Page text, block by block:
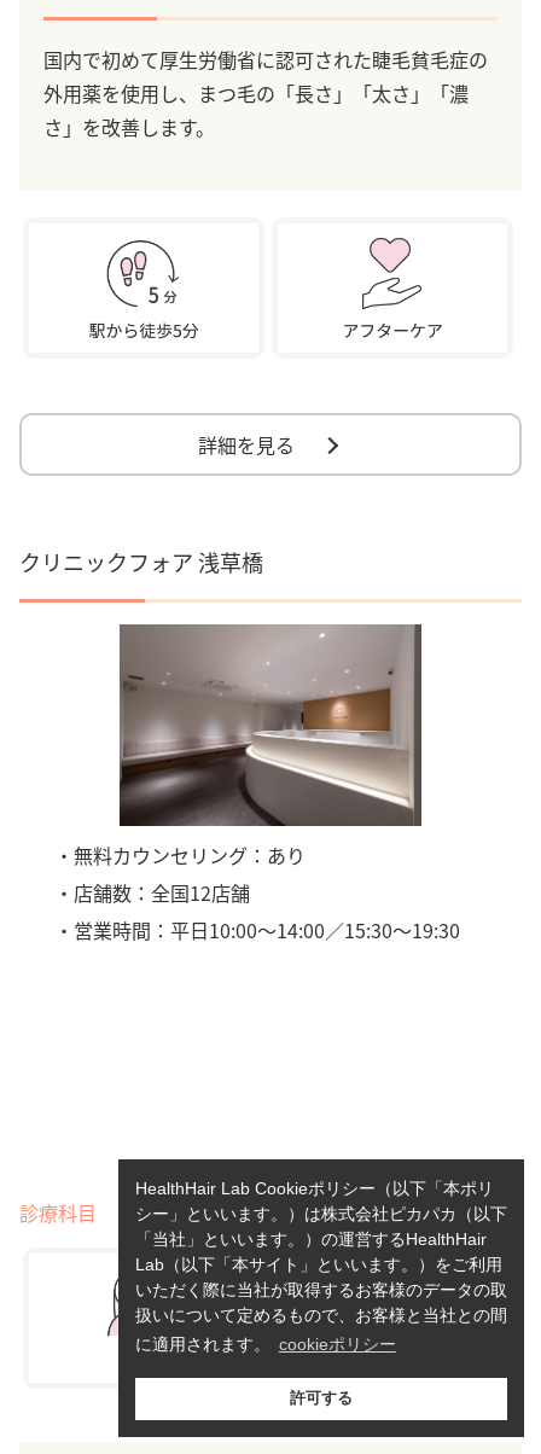
国内で初めて厚生労働省に認可された睫毛貧毛症の
外用薬を使用し、まつ毛の「長さ」「太さ」「濃
さ」を改善します。
詳細を見る
クリニックフォア 浅草橋
・無料カウンセリング：あり
・店舗数：全国12店舗
・営業時間：平日10:00～14:00／15:30～19:30
診療科目
HealthHair Lab Cookieポリシー（以下「本ポリ
シー」といいます。）は株式会社ピカパカ（以下
「当社」といいます。）の運営するHealthHair
Lab（以下「本サイト」といいます。）をご利用
いただく際に当社が取得するお客様のデータの取
扱いについて定めるもので、お客様と当社との間
に適用されます。
cookieポリシー
許可する